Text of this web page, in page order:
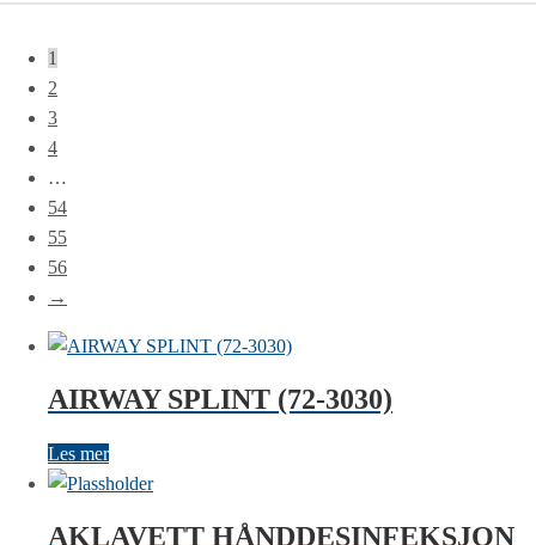
1
2
3
4
…
54
55
56
→
AIRWAY SPLINT (72-3030)
Les mer
AKLAVETT HÅNDDESINFEKSJON